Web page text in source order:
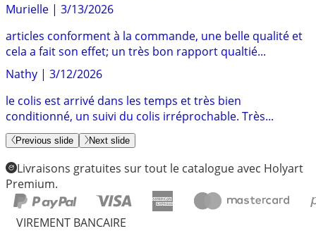
Murielle | 3/13/2026
articles conforment à la commande, une belle qualité et
cela a fait son effet; un très bon rapport qualtié...
Nathy | 3/12/2026
le colis est arrivé dans les temps et très bien
conditionné, un suivi du colis irréprochable. Très...
Previous slide Next slide
Livraisons gratuites sur tout le catalogue avec Holyart
Premium.
VIREMENT BANCAIRE